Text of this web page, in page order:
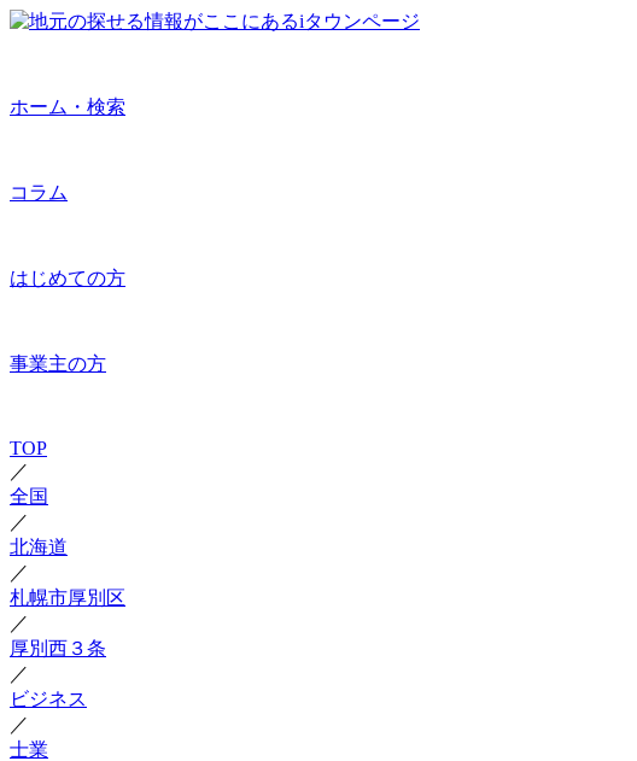
ホーム・検索
コラム
はじめての方
事業主の方
TOP
／
全国
／
北海道
／
札幌市厚別区
／
厚別西３条
／
ビジネス
／
士業